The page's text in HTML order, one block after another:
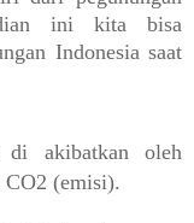
ini kita bisa
Indonesia saat
di akibatkan oleh
CO2 (emisi).